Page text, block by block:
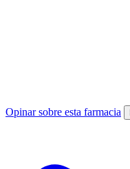
Opinar sobre esta farmacia